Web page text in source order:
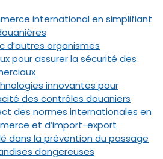
international en simplifiant
d’autres organismes
pour assurer la sécurité des
innovantes pour
des contrôles douaniers
des normes internationales en
et d’import-export
dans la prévention du passage
dangereuses